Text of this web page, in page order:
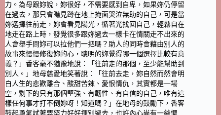
力。為母跟妳說，妳很好，不需要感到自卑，如果妳仍停留
在過去，那只會瞧見蹲在地上掩面哭泣無助的自己，可是當
妳選擇往前走，妳會看見陽光，循著光找回自己，輕鬆自在
地走在路上時，發覺很多跟妳過去一樣卡在情關走不出來的
人會舉手問妳可以拉他們一把嗎？助人的同時會藉由別人的
故事來慢慢修復妳的心，聰明的妳覺得哪一個選擇比較有意
義？」香客毫不猶豫地說：「往前走的那個，至少能幫助到
別人。」地母慈愛地笑著說：「往前去走，妳自然而然會明
白人生的悲歡離合、酸甜苦辣、愛恨情仇，其實都是一場
空，剩下的只有那個堅強、有韌性、有自信的自己，唯有這
樣任何事才打不倒妳呀！知道嗎？」在地母的鼓勵下，香客
鼓起勇氣試著要努力好好揮別過去，也許內心尚有一絲惆